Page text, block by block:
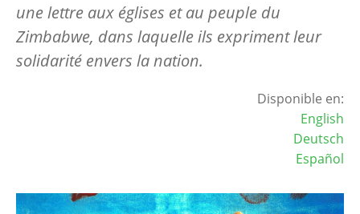
une lettre aux églises et au peuple du
Zimbabwe, dans laquelle ils expriment leur
solidarité envers la nation.
Disponible en:
English
Deutsch
Español
Image